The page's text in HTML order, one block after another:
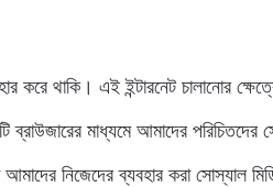
করে থাকি। এই ইন্টারনেট চালানোর
মাধ্যমে আমাদের পরিচিতদের
আমাদের নিজেদের ব্যবহার করা সোস্যাল